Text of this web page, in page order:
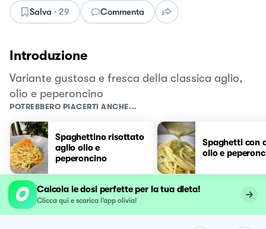
Salva · 29 Commenta
Introduzione
Variante gustosa e fresca della classica aglio,
olio e peperoncino
POTREBBERO PIACERTI ANCHE...
Spaghettino risottato
aglio olio e
peperoncino
Spaghetti con
olio e
Calcola le dosi perfette per la tua dieta!
Clicca qui e scarica l’app olivia!